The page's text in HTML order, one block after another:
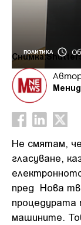
ПОЛИТИКА
Не смятам,
гласуване,
пред Нова тв
процедурата
машините.